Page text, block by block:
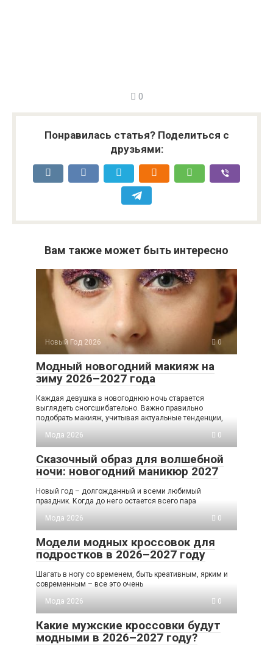
0
Понравилась статья? Поделиться с
друзьями:
Вам также может быть интересно
Новый Год 2026 0
Модный новогодний макияж на
зиму 2026–2027 года
Каждая девушка в новогоднюю ночь старается
выглядеть сногсшибательно. Важно правильно
подобрать макияж, учитывая актуальные тенденции,
Мода 2026
0
Сказочный образ для волшебной
ночи: новогодний маникюр 2027
Новый год – долгожданный и всеми любимый
праздник. Когда до него остается всего пара
Мода 2026
0
Модели модных кроссовок для
подростков в 2026–2027 году
Шагать в ногу со временем, быть креативным, ярким и
современным – все это очень
Мода 2026
0
Какие мужские кроссовки будут
модными в 2026–2027 году?